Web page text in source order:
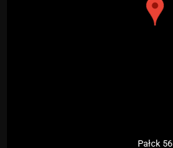
Pałck 56